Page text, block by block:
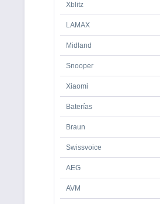
Xblitz
LAMAX
Midland
Snooper
Xiaomi
Baterías
Braun
Swissvoice
AEG
AVM